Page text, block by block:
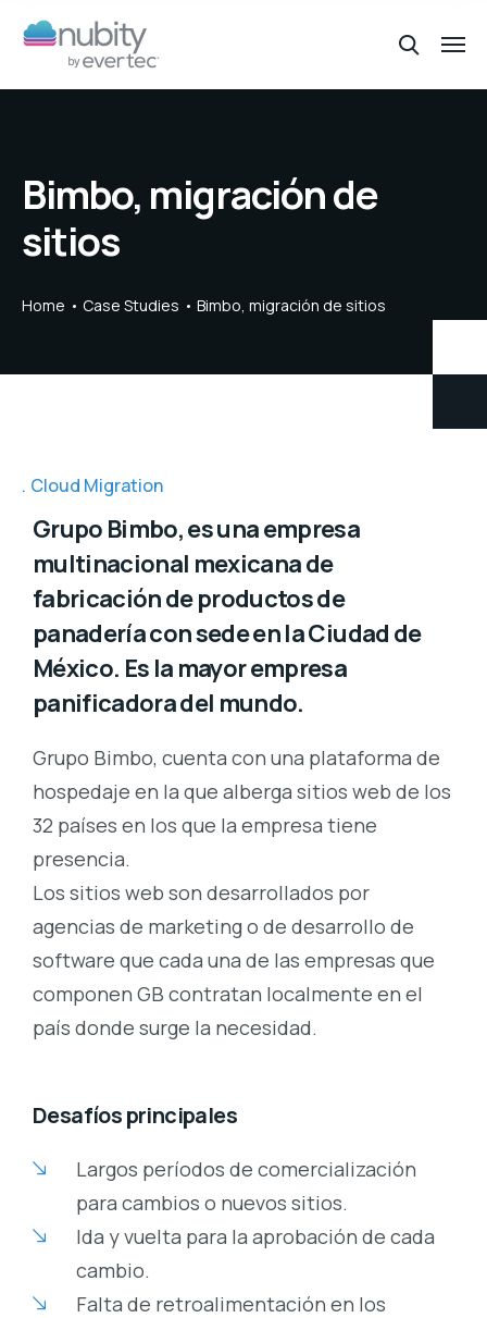
Bimbo, migración de
sitios
Home Case Studies Bimbo, migración de sitios
Cloud Migration
Grupo Bimbo, es una empresa
multinacional mexicana de
fabricación de productos de
panadería con sede en la Ciudad de
México. Es la mayor empresa
panificadora del mundo.
Grupo Bimbo, cuenta con una plataforma de
hospedaje en la que alberga sitios web de los
32 países en los que la empresa tiene
presencia.
Los sitios web son desarrollados por
agencias de marketing o de desarrollo de
software que cada una de las empresas que
componen GB contratan localmente en el
país donde surge la necesidad.
Desafíos principales
Largos períodos de comercialización
para cambios o nuevos sitios.
Ida y vuelta para la aprobación de cada
cambio.
Falta de retroalimentación en los